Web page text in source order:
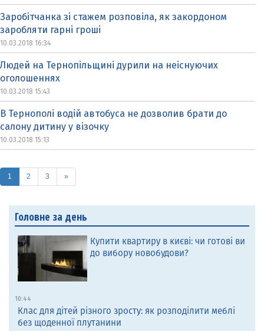
Заробітчанка зі стажем розповіла, як закордоном
заробляти гарні гроші
10.03.2018 16:34
Людей на Тернопільщині дурили на неіснуючих
оголошеннях
10.03.2018 15:43
В Тернополі водій автобуса не дозволив брати до
салону дитину у візочку
10.03.2018 15:13
1 (current)
2 3 »
Головне за день
Купити квартиру в києві: чи готові ви
до вибору новобудови?
10:44
Клас для дітей різного зросту: як розподілити меблі
без щоденної плутанини